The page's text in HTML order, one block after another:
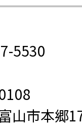
5530
山市本郷